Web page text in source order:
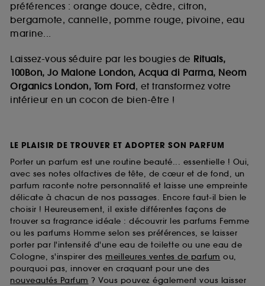
préférences : orange douce, cèdre, citron,
bergamote, cannelle, pomme rouge, pivoine, eau
marine...
Laissez-vous séduire par les bougies de Rituals,
100Bon, Jo Malone London, Acqua di Parma, Neom
Organics London, Tom Ford, et transformez votre
intérieur en un cocon de bien-être !
LE PLAISIR DE TROUVER ET ADOPTER SON PARFUM
Porter un parfum est une routine beauté... essentielle ! Oui,
avec ses notes olfactives de tête, de cœur et de fond, un
parfum raconte notre personnalité et laisse une empreinte
délicate à chacun de nos passages. Encore faut-il bien le
choisir ! Heureusement, il existe différentes façons de
trouver sa fragrance idéale : découvrir les parfums Femme
ou les parfums Homme selon ses préférences, se laisser
porter par l'intensité d'une eau de toilette ou une eau de
Cologne, s'inspirer des meilleures ventes de parfum ou,
pourquoi pas, innover en craquant pour une des
nouveautés Parfum ? Vous pouvez également vous laisser